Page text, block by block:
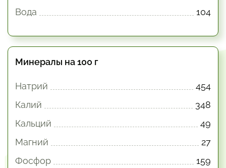
Вода
104
Минералы на 100 г
Натрий
454
Калий
348
Кальций
49
Магний
27
Фосфор
159